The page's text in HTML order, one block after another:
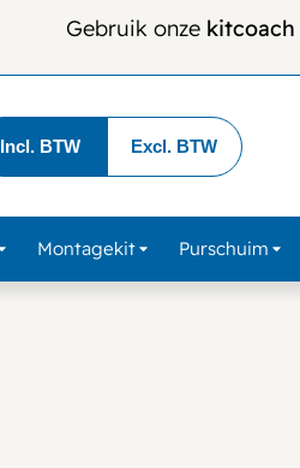
Gebruik onze kitcoach
Incl. BTW Excl. BTW
Montagekit Purschuim